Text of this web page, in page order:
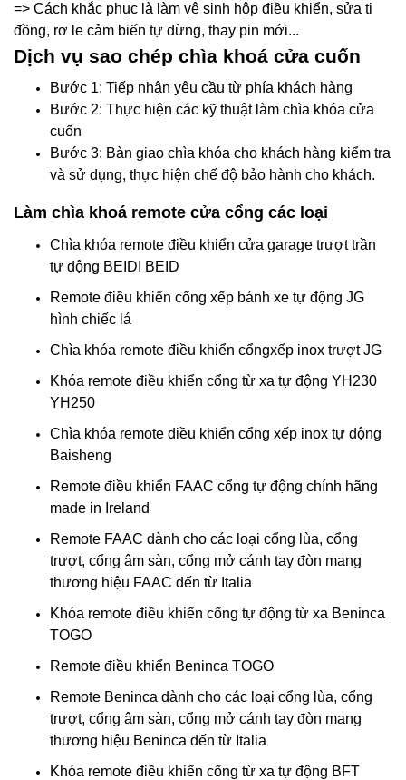
=> Cách khắc phục là làm vệ sinh hộp điều khiển, sửa ti
đồng, rơ le cảm biến tự dừng, thay pin mới...
Dịch vụ sao chép chìa khoá cửa cuốn
Bước 1: Tiếp nhận yêu cầu từ phía khách hàng
Bước 2: Thực hiện các kỹ thuật làm chìa khóa cửa
cuốn
Bước 3: Bàn giao chìa khóa cho khách hàng kiểm tra
và sử dụng, thực hiện chế độ bảo hành cho khách.
Làm chìa khoá remote cửa cổng các loại
Chìa khóa remote điều khiển cửa garage trượt trần
tự động BEIDI BEID
Remote điều khiển cổng xếp bánh xe tự động JG
hình chiếc lá
Chìa khóa remote điều khiển cổngxếp inox trượt JG
Khóa remote điều khiển cổng từ xa tự động YH230
YH250
Chìa khóa remote điều khiển cổng xếp inox tự động
Baisheng
Remote điều khiển FAAC cổng tự động chính hãng
made in Ireland
Remote FAAC dành cho các loại cổng lùa, cổng
trượt, cổng âm sàn, cổng mở cánh tay đòn mang
thương hiệu FAAC đến từ Italia
Khóa remote điều khiển cổng tự động từ xa Beninca
TOGO
Remote điều khiển Beninca TOGO
Remote Beninca dành cho các loại cổng lùa, cổng
trượt, cổng âm sàn, cổng mở cánh tay đòn mang
thương hiệu Beninca đến từ Italia
Khóa remote điều khiển cổng từ xa tự động BFT